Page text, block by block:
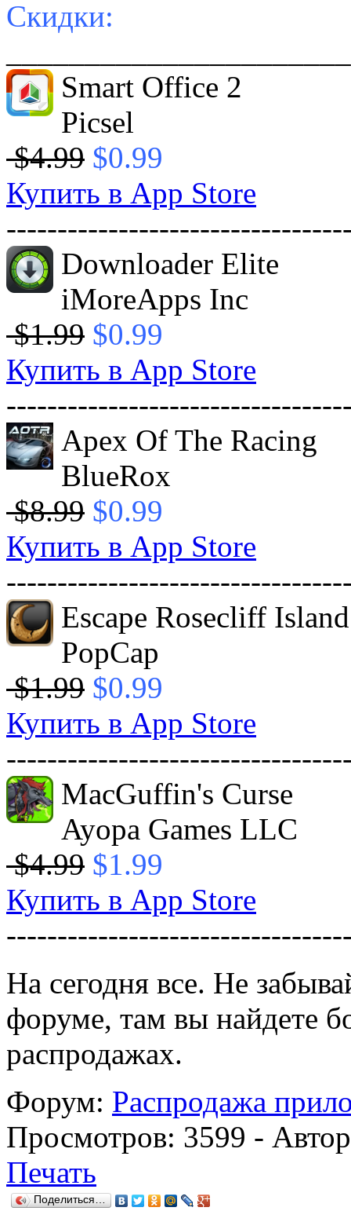
Скидки:
Smart Office 2
Picsel
$4.99 $0.99
Купить в App Store
Downloader Elite
iMoreApps Inc
$1.99 $0.99
Купить в App Store
Apex Of The Racing
BlueRox
$8.99 $0.99
Купить в App Store
Escape Rosecliff Island
PopCap
$1.99 $0.99
Купить в App Store
MacGuffin's Curse
Ayopa Games LLC
$4.99 $1.99
Купить в App Store
На сегодня все. Не
форуме, там вы найдете
распродажах.
Форум: Распродажа
Просмотров: 3599 -
Печать
Поделиться…